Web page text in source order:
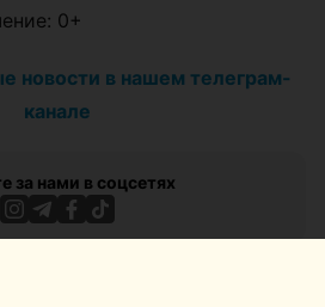
0+
новости в нашем телеграм-
канале
за нами в соцсетях